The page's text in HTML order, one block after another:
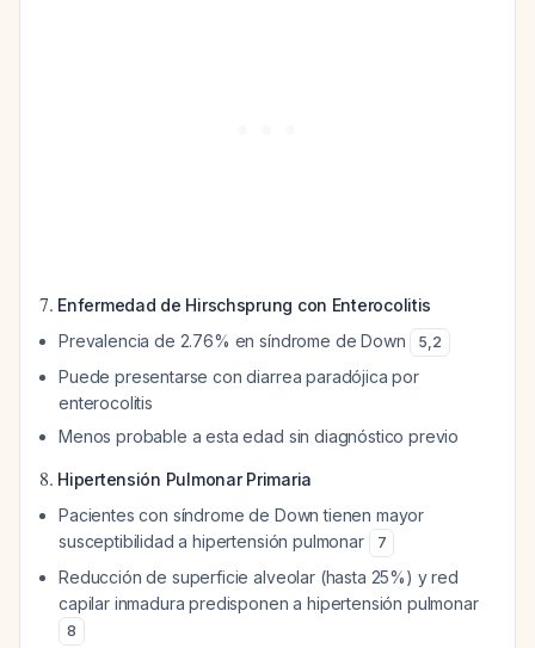
7. Enfermedad de Hirschsprung con Enterocolitis
Prevalencia de 2.76% en síndrome de Down
5,2
Puede presentarse con diarrea paradójica por
enterocolitis
Menos probable a esta edad sin diagnóstico previo
8. Hipertensión Pulmonar Primaria
Pacientes con síndrome de Down tienen mayor
susceptibilidad a hipertensión pulmonar
7
Reducción de superficie alveolar (hasta 25%) y red
capilar inmadura predisponen a hipertensión pulmonar
8